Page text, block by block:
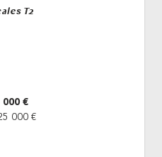
T2
000 €
000 €